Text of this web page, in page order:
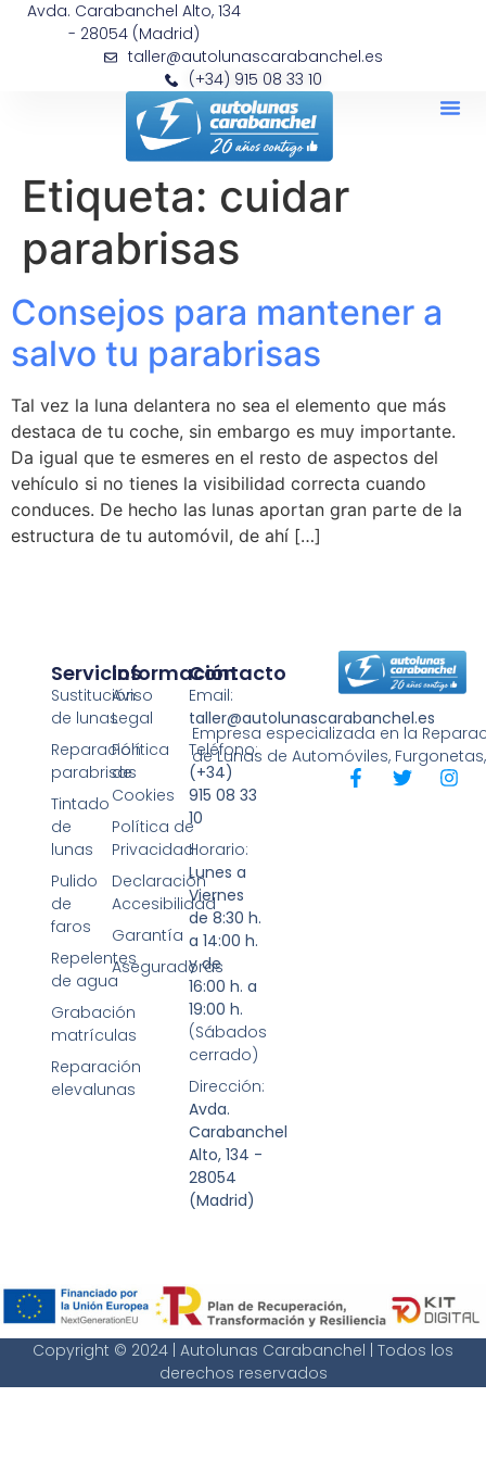
Avda. Carabanchel Alto, 134
- 28054 (Madrid)
taller@autolunascarabanchel.es
(+34) 915 08 33 10
Etiqueta: cuidar
parabrisas
Consejos para mantener a
salvo tu parabrisas
Tal vez la luna delantera no sea el elemento que más
destaca de tu coche, sin embargo es muy importante.
Da igual que te esmeres en el resto de aspectos del
vehículo si no tienes la visibilidad correcta cuando
conduces. De hecho las lunas aportan gran parte de la
estructura de tu automóvil, de ahí […]
Empresa especializada en la
de Lunas de Automóviles,
Servicios
Sustitución
de lunas
Reparación
parabrisas
Tintado
de
lunas
Pulido
de
faros
Repelentes
de agua
Grabación
matrículas
Reparación
elevalunas
Información
Aviso
Legal
Política
de
Cookies
Política de
Privacidad
Declaración
Accesibilidad
Garantía
Aseguradoras
Contacto
Email:
taller@autolunascarabanchel.es
Teléfono:
(+34)
915 08 33
10
Horario:
Lunes a
Viernes
de 8:30 h.
a 14:00 h.
y de
16:00 h. a
19:00 h.
(Sábados
cerrado)
Dirección:
Avda.
Carabanchel
Alto, 134 -
28054
(Madrid)
Copyright © 2024 | Autolunas Carabanchel | Todos los
derechos reservados